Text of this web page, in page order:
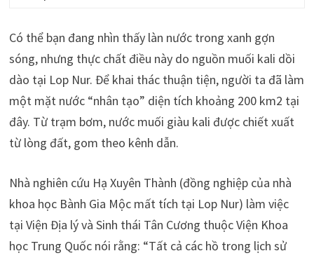
Có thể bạn đang nhìn thấy làn nước trong xanh gợn
sóng, nhưng thực chất điều này do nguồn muối kali dồi
dào tại Lop Nur. Để khai thác thuận tiện, người ta đã làm
một mặt nước “nhân tạo” diện tích khoảng 200 km2 tại
đây. Từ trạm bơm, nước muối giàu kali được chiết xuất
từ lòng đất, gom theo kênh dẫn.
Nhà nghiên cứu Hạ Xuyên Thành (đồng nghiệp của nhà
khoa học Bành Gia Mộc mất tích tại Lop Nur) làm việc
tại Viện Địa lý và Sinh thái Tân Cương thuộc Viện Khoa
học Trung Quốc nói rằng: “Tất cả các hồ trong lịch sử